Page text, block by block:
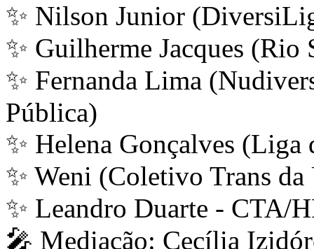
✨ Nilson Junior
✨ Guilherme Jacques
✨ Fernanda Lima
Pública)
✨ Helena Gonçalves (Liga
✨ Weni (Coletivo Trans da
✨ Leandro Duarte - CTA/
🎤 Mediação: Cecília